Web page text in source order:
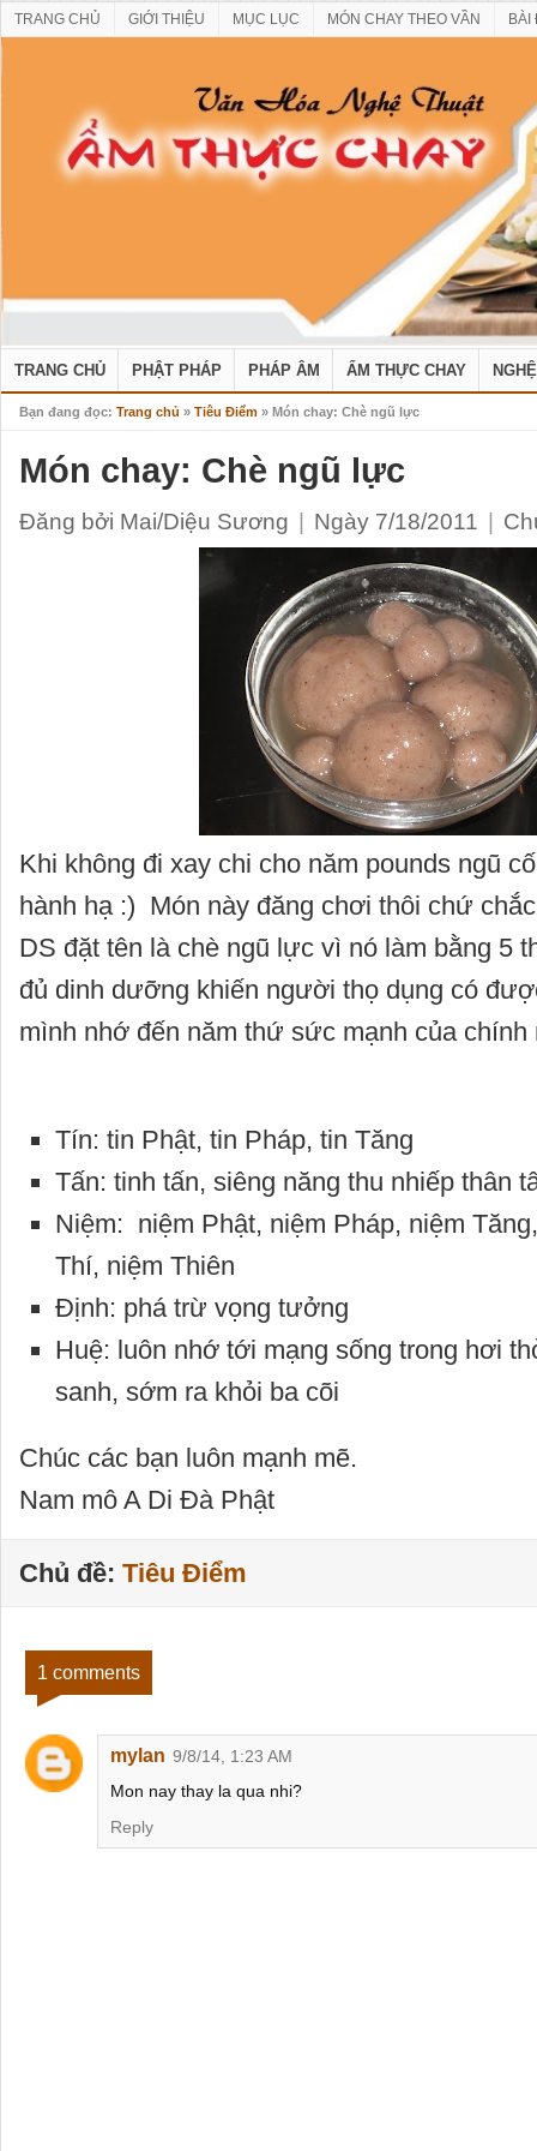
TRANG CHỦ GIỚI THIỆU MỤC LỤC MÓN CHAY THEO VẦN BÀI
TRANG CHỦ PHẬT PHÁP PHÁP ÂM ẨM THỰC CHAY
Bạn đang đọc: Trang chủ » Tiêu Điểm » Món chay: Chè ngũ lực
Món chay: Chè ngũ lực
Đăng bởi Mai/Diệu Sương Ngày 7/18/2011
Khi không đi xay chi cho năm pounds ngũ
hành hạ :) Món này đăng chơi thôi chứ
DS đặt tên là chè ngũ lực vì nó làm bằng 5
đủ dinh dưỡng khiến người thọ dụng có
mình nhớ đến năm thứ sức mạnh của chính
Tín: tin Phật, tin Pháp, tin Tăng
Tấn: tinh tấn, siêng năng thu nhiếp thân
Niệm: niệm Phật, niệm Pháp, niệm
Thí, niệm Thiên
Định: phá trừ vọng tưởng
Huệ: luôn nhớ tới mạng sống trong hơi
sanh, sớm ra khỏi ba cõi
Chúc các bạn luôn mạnh mẽ.
Nam mô A Di Đà Phật
Chủ đề: Tiêu Điểm
1 comments
mylan 9/8/14, 1:23 AM
Mon nay thay la qua nhi?
Reply